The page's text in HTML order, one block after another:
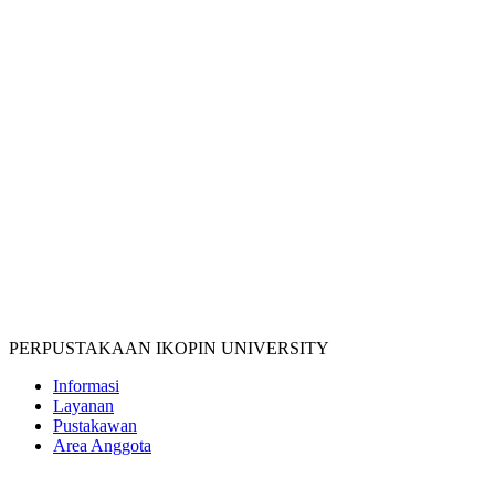
PERPUSTAKAAN IKOPIN UNIVERSITY
Informasi
Layanan
Pustakawan
Area Anggota